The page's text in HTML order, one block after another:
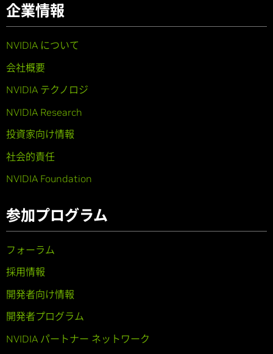
企業情報
NVIDIA について
会社概要
NVIDIA テクノロジ
NVIDIA Research
投資家向け情報
社会的責任
NVIDIA Foundation
参加プログラム
フォーラム
採用情報
開発者向け情報
開発者プログラム
NVIDIA パートナー ネットワーク